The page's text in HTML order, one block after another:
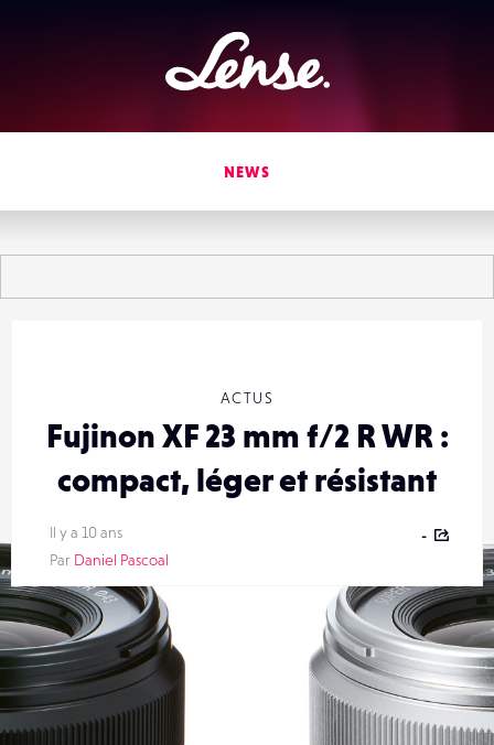
Lense
NEWS
ACTUS
Fujinon XF 23 mm f/2 R WR :
compact, léger et résistant
Il y a 10 ans
Par Daniel Pascoal
-